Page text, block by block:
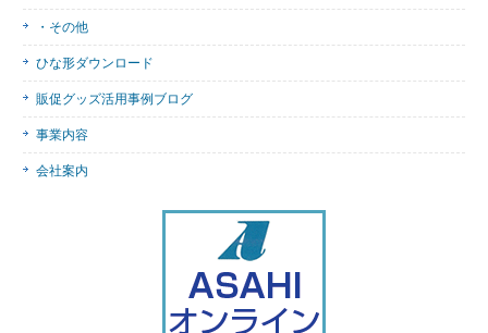
・その他
ひな形ダウンロード
販促グッズ活用事例ブログ
事業内容
会社案内